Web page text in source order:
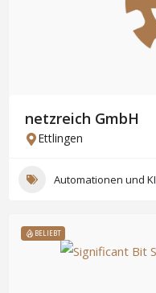
netzreich GmbH
Ettlingen
Automationen und KI
BELIEBT